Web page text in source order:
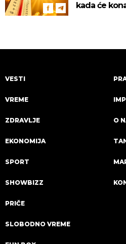
kada će
VESTI
VREME
ZDRAVLJE
EKONOMIJA
SPORT
SHOWBIZZ
PRIČE
SLOBODNO VREME
O